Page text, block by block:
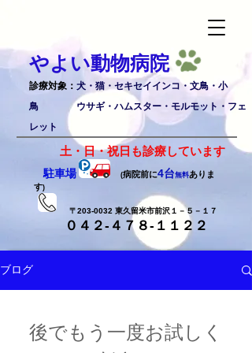
やよい動物病院
診療対象： 犬・猫・セキセイインコ・文鳥・小
鳥 ウサギ・ハムスター・ モルモット・フェ
レット
土・日・祝日も診療しています
駐車場 (病院前に4台無料ありま
す)
〒203-0032 東久留米市前沢１－５－１７
０４２-４７８-１１２２
ブログ
後でもう一度お試しく